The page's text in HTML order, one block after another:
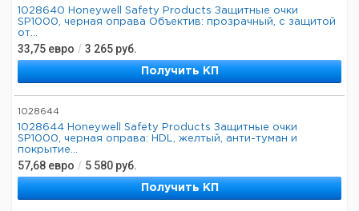
1028640 Honeywell Safety Products Защитные очки
SP1000, черная оправа Объектив: прозрачный, с защитой
от...
33,75 евро / 3 265 руб.
Получить КП
1028644
1028644 Honeywell Safety Products Защитные очки
SP1000, черная оправа: HDL, желтый, анти-туман и
покрытие...
57,68 евро / 5 580 руб.
Получить КП